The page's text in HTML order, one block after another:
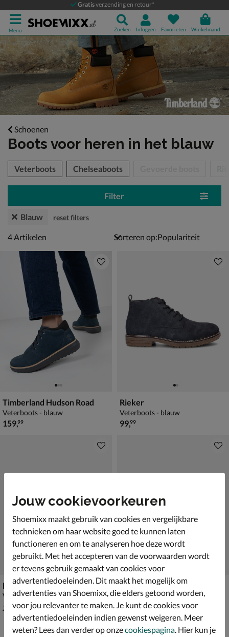
Gratisverzending en retour*
Menu Zoeken Inloggen Favorieten Winkelmand
Schoenen
Boots voor heren in het blauw
over
Veterboots Chelseaboots
Filter
Blauw reset filters
4 artikelen
4 Artikelen Sorteren op:
Timberland Hudson Road
Veterboots - blauw
€ 159,99
159,99
Rieker
Veterboots - blauw
€ 99,99
99,99
Rieker
Veterboots - blauw
van € 109,99 voor € 76,99
109,99 76,99
Bugatti Costa
Chelseaboots - blauw
van € 99,99 voor € 69,99
99,99 69,99
Jouw cookievoorkeuren
Shoemixx maakt gebruik van cookies en vergelijkbare
technieken om haar website goed te kunnen laten
functioneren en om te analyseren hoe deze wordt
gebruikt. Met het accepteren van de voorwaarden wordt
er tevens gebruik gemaakt van cookies voor
advertentiedoeleinden. Dit maakt het mogelijk om
advertenties van Shoemixx, die elders getoond worden,
voor jou relevanter te maken. Je kunt de cookies voor
advertentiedoeleinden indien gewenst weigeren. Meer
weten? Lees dan verder op onzecookiespagina . Hier kun je